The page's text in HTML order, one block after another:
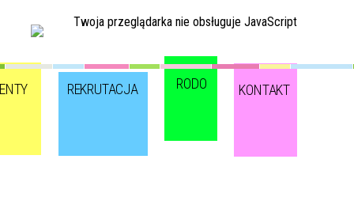
Twoja przeglądarka nie obsługuje JavaScript
REKRUTACJA RODO KONTAKT